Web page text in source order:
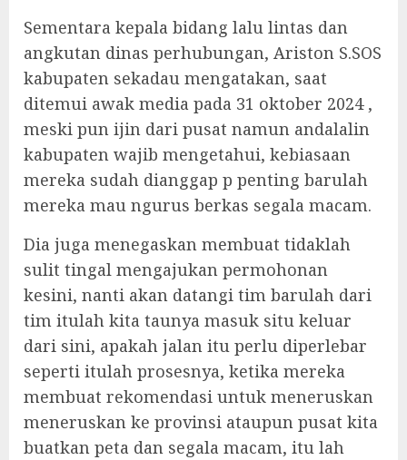
Sementara kepala bidang lalu lintas dan
angkutan dinas perhubungan, Ariston S.SOS
kabupaten sekadau mengatakan, saat
ditemui awak media pada 31 oktober 2024 ,
meski pun ijin dari pusat namun andalalin
kabupaten wajib mengetahui, kebiasaan
mereka sudah dianggap p penting barulah
mereka mau ngurus berkas segala macam.
Dia juga menegaskan membuat tidaklah
sulit tingal mengajukan permohonan
kesini, nanti akan datangi tim barulah dari
tim itulah kita taunya masuk situ keluar
dari sini, apakah jalan itu perlu diperlebar
seperti itulah prosesnya, ketika mereka
membuat rekomendasi untuk meneruskan
meneruskan ke provinsi ataupun pusat kita
buatkan peta dan segala macam, itu lah